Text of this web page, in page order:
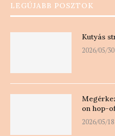
LEGÚJABB POSZTOK
Kutyás
2026/05/30
on hop-
2026/05/18